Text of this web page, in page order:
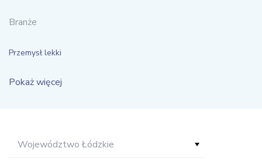
Branże
Przemysł lekki
Pokaż więcej
Województwo Łódzkie